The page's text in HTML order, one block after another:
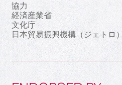
協力
経済産業省
文化庁
日本貿易振興機構（ジェトロ）